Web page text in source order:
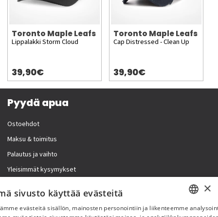
Toronto Maple Leafs
Lippalakki Storm Cloud
39,90€
Toronto Maple Leafs
Cap Distressed - Clean Up
39,90€
Pyydä apua
Ostoehdot
Maksu & toimitus
Palautus ja vaihto
Yleisimmät kysymykset
Lisää meistä
Yritystiedot
×
sivusto käyttää evästeitä
evästeitä sisällön, mainosten personointiin ja liikenteemme